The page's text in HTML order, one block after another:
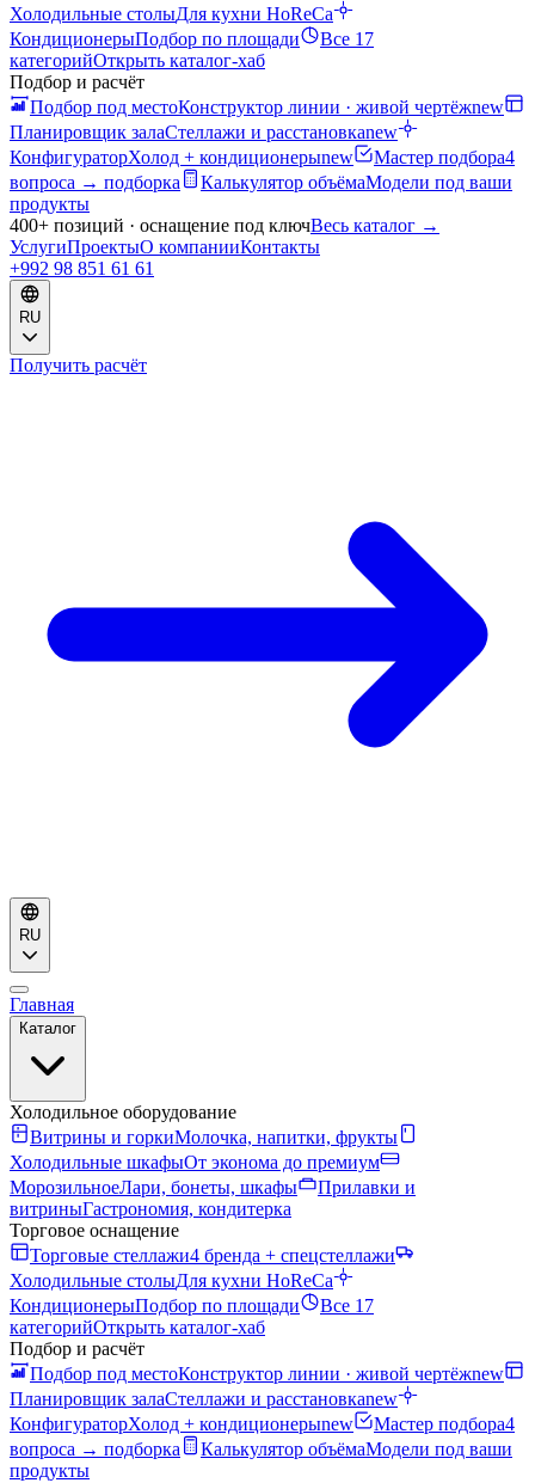
Холодильные столыДля кухни HoReCa
КондиционерыПодбор по площади
Все 17
категорийОткрыть каталог-хаб
Подбор и расчёт
Подбор под местоКонструктор линии · живой чертёжnew
Планировщик залаСтеллажи и расстановкаnew
КонфигураторХолод + кондиционерыnew Мастер подбора4
вопроса → подборка
Калькулятор объёмаМодели под ваши
продукты
400+ позиций · оснащение под ключВесь каталог →
УслугиПроектыО компанииКонтакты
+992 98 851 61 61
RU
Получить расчёт
RU
Главная
Каталог
Холодильное оборудование
Витрины и горкиМолочка, напитки, фрукты
Холодильные шкафыОт эконома до премиум
МорозильноеЛари, бонеты, шкафы
Прилавки и
витриныГастрономия, кондитерка
Торговое оснащение
Торговые стеллажи4 бренда + спецстеллажи
Холодильные столыДля кухни HoReCa
КондиционерыПодбор по площади
Все 17
категорийОткрыть каталог-хаб
Подбор и расчёт
Подбор под местоКонструктор линии · живой чертёжnew
Планировщик залаСтеллажи и расстановкаnew
КонфигураторХолод + кондиционерыnew Мастер подбора4
вопроса → подборка
Калькулятор объёмаМодели под ваши
продукты